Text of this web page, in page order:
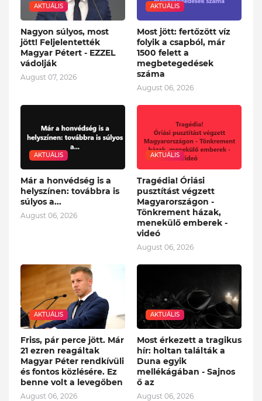
AKTUÁLIS
Nagyon súlyos, most
jött! Feljelentették
Magyar Pétert - EZZEL
vádolják
August 07, 2026
AKTUÁLIS
Most jött: fertőzött víz
folyik a csapból, már
1500 felett a
megbetegedések
száma
August 06, 2026
AKTUÁLIS
Már a honvédség is a
helyszínen: továbbra is
súlyos a...
August 06, 2026
AKTUÁLIS
Tragédia! Óriási
pusztítást végzett
Magyarországon -
Tönkrement házak,
menekülő emberek -
videó
August 06, 2026
AKTUÁLIS
Friss, pár perce jött. Már
21 ezren reagáltak
Magyar Péter rendkívüli
és fontos közlésére. Ez
benne volt a levegőben
August 06, 2026
AKTUÁLIS
Most érkezett a tragikus
hír: holtan találták a
Duna egyik
mellékágában - Sajnos
ő az
August 06, 2026